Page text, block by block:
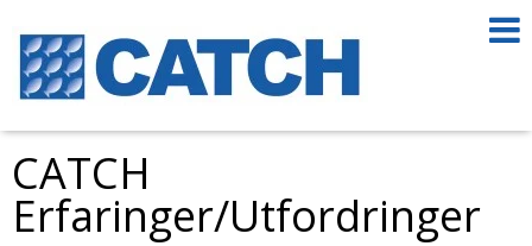
CATCH
Erfaringer/Utfordringer